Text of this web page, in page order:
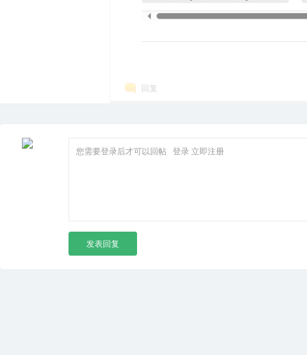
回复
您需要登录后才可以回帖 登录 立即注册
发表回复